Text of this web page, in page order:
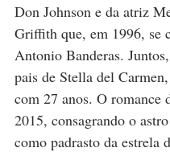
Don Johnson e da atriz
Griffith que, em 1996, se
Antonio Banderas.
pais de Stella del
com 27 anos. O romance
2015, consagrando o
como padrasto da estrela